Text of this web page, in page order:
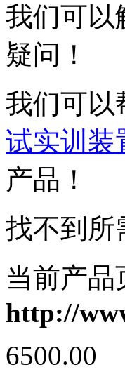
我们可以
疑问！
我们可
试实训装
产品！
找不到所
当前产品
http://
6500.00